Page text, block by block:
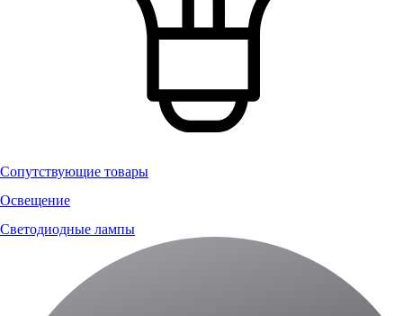
Сопутствующие товары
Освещение
Светодиодные лампы